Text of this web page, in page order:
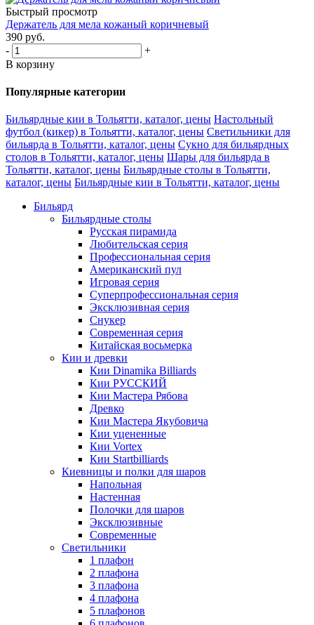
Быстрый просмотр
Держатель для мела кожаный коричневый
390 руб.
-
+
В корзину
Популярные категории
Бильярдные кии в Тольятти, каталог, цены Настольный
футбол (кикер) в Тольятти, каталог, цены Светильники для
бильярда в Тольятти, каталог, цены Сукно для бильярдных
столов в Тольятти, каталог, цены Шары для бильярда в
Тольятти, каталог, цены Бильярдные столы в Тольятти,
каталог, цены Бильярдные кии в Тольятти, каталог, цены
Бильярд
Бильярдные столы
Русская пирамида
Любительская серия
Профессиональная серия
Американский пул
Игровая серия
Суперпрофессиональная серия
Эксклюзивная серия
Снукер
Современная серия
Китайская восьмерка
Кии и древки
Кии Dinamika Billiards
Кии РУССКИЙ
Кии Мастера Рябова
Древко
Кии Мастера Якубовича
Кии уцененные
Кии Vortex
Кии Startbilliards
Киевницы и полки для шаров
Напольная
Настенная
Полочки для шаров
Эксклюзивные
Современные
Светильники
1 плафон
2 плафона
3 плафона
4 плафона
5 плафонов